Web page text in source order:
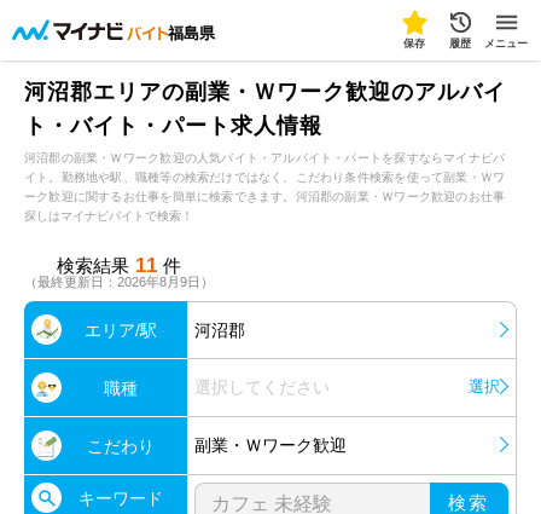
福島県
保存 履歴 メニュー
河沼郡エリアの副業・Ｗワーク歓迎のアルバイ
ト・バイト・パート求人情報
河沼郡の副業・Ｗワーク歓迎の人気バイト・アルバイト・パートを探すならマイナビバ
イト。勤務地や駅、職種等の検索だけではなく、こだわり条件検索を使って副業・Ｗワ
ーク歓迎に関するお仕事を簡単に検索できます。河沼郡の副業・Ｗワーク歓迎のお仕事
探しはマイナビバイトで検索！
検索結果 11 件
（最終更新日：2026年8月9日）
エリア/駅 河沼郡
職種 選択してください 選択
こだわり 副業・Ｗワーク歓迎
キーワード 検索